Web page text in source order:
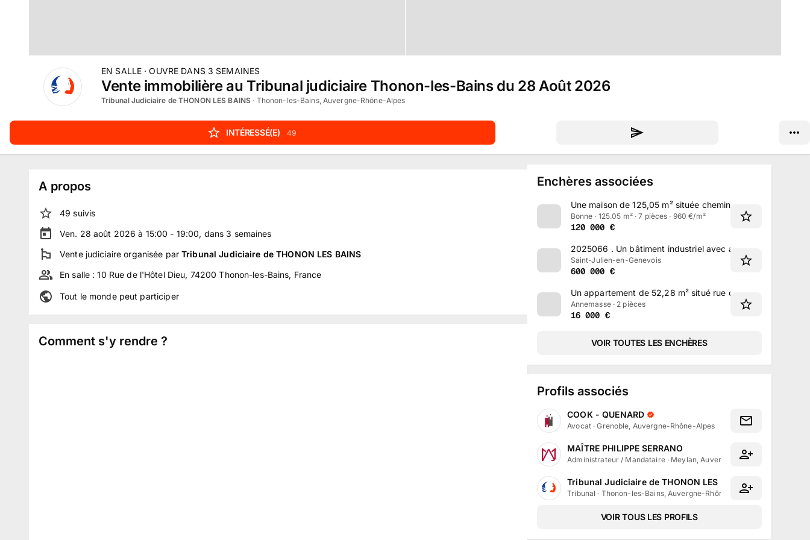
EN SALLE · OUVRE DANS 3 SEMAINES
Vente immobilière au Tribunal judiciaire Thonon-les-Bains du 28 Août 2026
Tribunal Judiciaire de THONON LES BAINS · Thonon-les-Bains, Auvergne-Rhône-Alpes
INTÉRESSÉ(E) 49
A propos
49 suivis
Ven. 28 août 2026 à 15:00 - 19:00, dans 3 semaines
Vente judiciaire organisée parTribunal Judiciaire de THONON LES BAINS
En salle :10 Rue de l'Hôtel Dieu, 74200 Thonon-les-Bains, France
Tout le monde peut participer
Comment s'y rendre ?
Enchères associées
Une maison de 125,05 m² située chemin de Chez Desbois
Bonne · 125.05 m² · 7 pièces · 960 €/m²
120 000 €
2025066 . Un bâtiment industriel avec atelier situé rue
Saint-Julien-en-Genevois
600 000 €
Un appartement de 52,28 m² situé rue du Brouaz à
Annemasse · 2 pièces
16 000 €
VOIR TOUTES LES ENCHÈRES
Profils associés
COOK - QUENARD
Avocat ·Grenoble, Auvergne-Rhône-Alpes
MAÎTRE PHILIPPE SERRANO
Administrateur / Mandataire· Meylan, Auvergne-Rhône-Alpes
Tribunal Judiciaire de THONON LES BAINS
Tribunal · Thonon-les-Bains, Auvergne-Rhône-Alpes
VOIR TOUS LES PROFILS